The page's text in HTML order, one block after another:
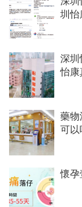
圳怡
深圳
怡康
藥物
可以
懷孕